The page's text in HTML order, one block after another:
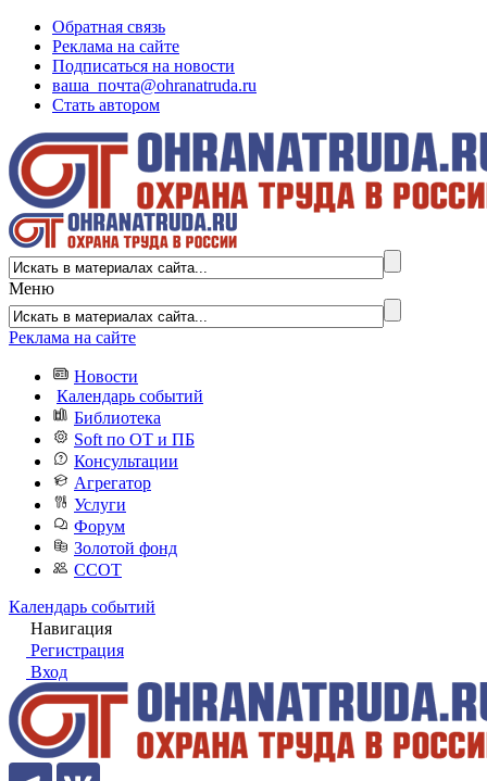
Обратная связь
Реклама на сайте
Подписаться на новости
ваша_почта@ohranatruda.ru
Стать автором
Меню
Реклама на сайте
Новости
Календарь событий
Библиотека
Soft по ОТ и ПБ
Консультации
Агрегатор
Услуги
Форум
Золотой фонд
ССОТ
Календарь событий
Навигация
Регистрация
Вход